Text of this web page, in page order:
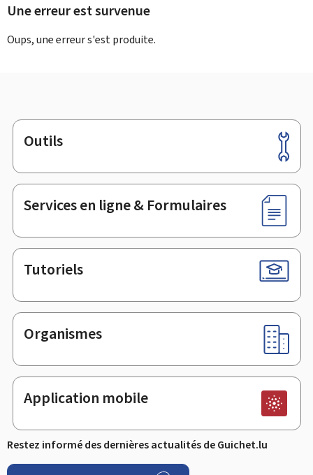
Une erreur est survenue
Oups, une erreur s'est produite.
Pied
de
page
Outils
Services en ligne & Formulaires
Tutoriels
Organismes
Application mobile
Restez informé des dernières actualités de Guichet.lu